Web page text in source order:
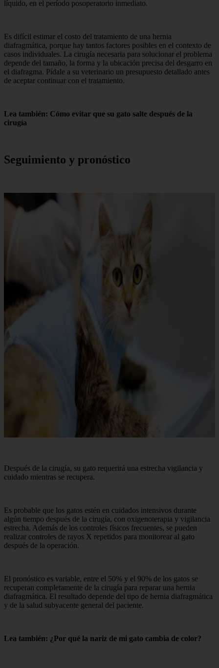
líquido, en el período posoperatorio inmediato.
Es difícil estimar el costo del tratamiento de una hernia
diafragmática, porque hay tantos factores posibles en el contexto de
casos individuales. La cirugía necesaria para solucionar el problema
depende del tamaño, la forma y la ubicación precisa del desgarro en
el diafragma. Pídale a su veterinario un presupuesto detallado antes
de aceptar continuar con el tratamiento.
Lea también: Cómo evitar que su gato salte después de la
cirugía
Seguimiento y pronóstico
Después de la cirugía, su gato requerirá una estrecha vigilancia y
cuidado mientras se recupera.
Es probable que los gatos estén en cuidados intensivos durante
algún tiempo después de la cirugía, con oxigenoterapia y vigilancia
estrecha. Además de los controles físicos frecuentes, se pueden
realizar controles de rayos X repetidos para monitorear al gato
después de la operación.
El pronóstico es variable, entre el 50% y el 90% de los gatos se
recuperan completamente de la cirugía para reparar una hernia
diafragmática. El resultado depende del tipo de hernia diafragmática
y de la salud subyacente general del paciente.
Lea también: ¿Por qué la nariz de mi gato cambia de color?